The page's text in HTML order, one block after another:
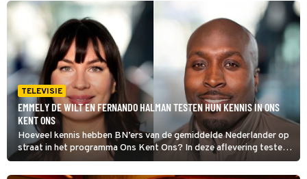
TELEVISIE
EMMELY DE WILT EN FERNANDO HALMAN TESTEN HUN KENNIS IN ONS
KENT ONS
Hoeveel kennis hebben BN’ers van de gemiddelde Nederlander op
straat in het programma Ons Kent Ons? In deze aflevering testen
radio-dj’s Emmely de Wilt en Fernando Halman of zij meer weten
dan panelleden Edson da Graça en Marc-Marie Huijbregts.